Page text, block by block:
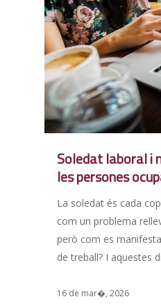
Soledat laboral i
les persones
La soledat és cada
com un problema
però com es
de treball? I aquestes
16 de mar�, 2026